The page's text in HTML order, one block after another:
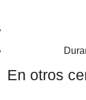
En otros